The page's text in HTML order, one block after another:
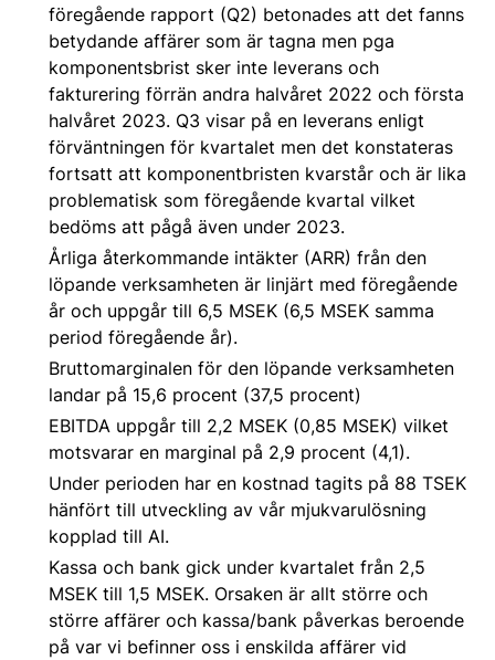
föregående rapport (Q2) betonades att det fanns
betydande affärer som är tagna men pga
komponentsbrist sker inte leverans och
fakturering förrän andra halvåret 2022 och första
halvåret 2023. Q3 visar på en leverans enligt
förväntningen för kvartalet men det konstateras
fortsatt att komponentbristen kvarstår och är lika
problematisk som föregående kvartal vilket
bedöms att pågå även under 2023.
Årliga återkommande intäkter (ARR) från den
löpande verksamheten är linjärt med föregående
år och uppgår till 6,5 MSEK (6,5 MSEK samma
period föregående år).
Bruttomarginalen för den löpande verksamheten
landar på 15,6 procent (37,5 procent)
EBITDA uppgår till 2,2 MSEK (0,85 MSEK) vilket
motsvarar en marginal på 2,9 procent (4,1).
Under perioden har en kostnad tagits på 88 TSEK
hänfört till utveckling av vår mjukvarulösning
kopplad till AI.
Kassa och bank gick under kvartalet från 2,5
MSEK till 1,5 MSEK. Orsaken är allt större och
större affärer och kassa/bank påverkas beroende
på var vi befinner oss i enskilda affärer vid